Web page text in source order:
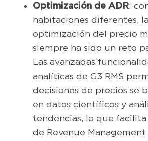
Optimización de ADR:
habitaciones diferentes, la
optimización del precio
siempre ha sido un reto
Las avanzadas
analíticas de G3 RMS
decisiones de precios se
en datos científicos y
tendencias, lo que
de Revenue